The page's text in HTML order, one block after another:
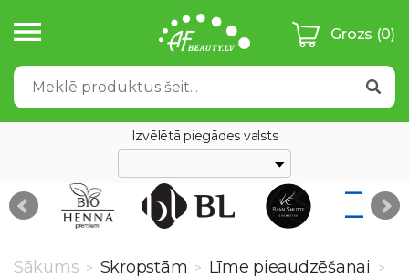
Grozs (0)
Izvēlētā piegādes valsts
Sākums > Skropstām > Līme pieaudzēšanai >